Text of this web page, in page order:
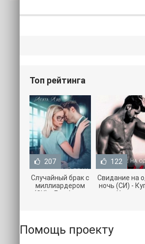
Топ рейтинга
207
Случайный брак с
миллиардером
(СИ) - Лав Агата
122
Свидание на
ночь (СИ) -
Хелен
Помощь проекту